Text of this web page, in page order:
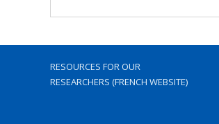
RESOURCES FOR OUR
RESEARCHERS (FRENCH WEBSITE)